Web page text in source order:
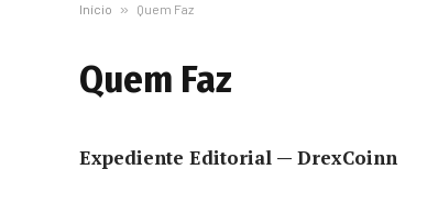
Início » Quem Faz
Quem Faz
Expediente Editorial — DrexCoinn